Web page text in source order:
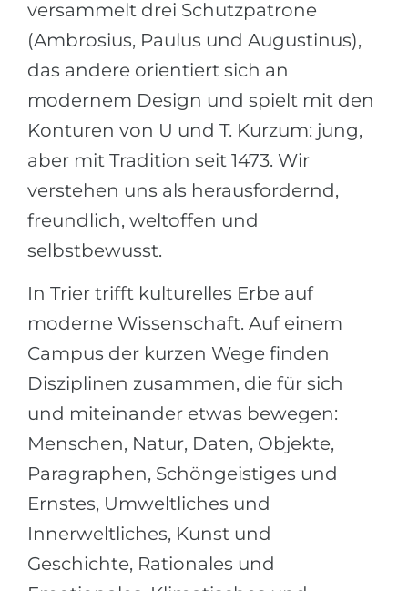
versammelt drei Schutzpatrone
(Ambrosius, Paulus und Augustinus),
das andere orientiert sich an
modernem Design und spielt mit den
Konturen von U und T. Kurzum: jung,
aber mit Tradition seit 1473. Wir
verstehen uns als herausfordernd,
freundlich, weltoffen und
selbstbewusst.
In Trier trifft kulturelles Erbe auf
moderne Wissenschaft. Auf einem
Campus der kurzen Wege finden
Disziplinen zusammen, die für sich
und miteinander etwas bewegen:
Menschen, Natur, Daten, Objekte,
Paragraphen, Schöngeistiges und
Ernstes, Umweltliches und
Innerweltliches, Kunst und
Geschichte, Rationales und